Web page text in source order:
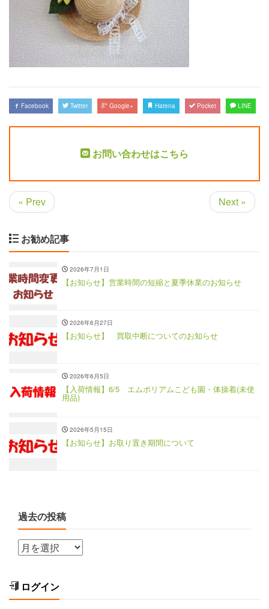
Facebook Twitter Google+ Hatena Pocket LINE
お問い合わせはこちら
« Prev Next »
お勧め記事
2026年7月1日
【お知らせ】営業時間の短縮と夏季休業のお知らせ
2026年6月27日
【お知らせ】 買取中断についてのお知らせ
2026年6月5日
【入荷情報】6/5 エムポリアムこども園・体操着(未使
用品)
2026年5月15日
【お知らせ】お取り置き期間について
過去の投稿
ログイン